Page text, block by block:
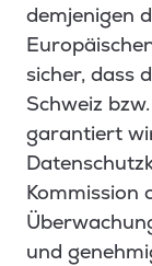
demjenigen
sicher, dass
Schweiz
garantiert
Kommission
und